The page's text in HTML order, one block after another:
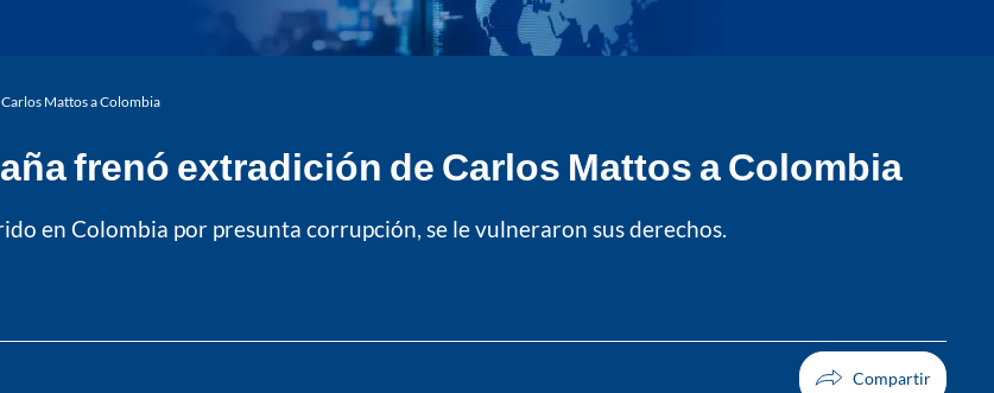
Mattos a Colombia
frenó extradición de Carlos Mattos a Colombia
en Colombia por presunta corrupción, se le vulneraron sus derechos.